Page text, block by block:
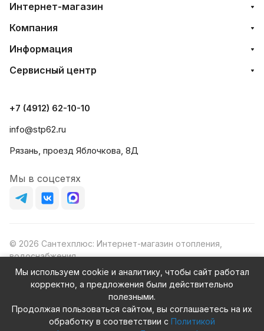
Интернет-магазин
Компания
Информация
Сервисный центр
+7 (4912) 62-10-10
info@stp62.ru
Рязань, проезд Яблочкова, 8Д
Мы в соцсетях
© 2026 Сантехплюс: Интернет-магазин отопления,
водоснабжения
Юридический адрес: 390023, г. Рязань, проезд Яблочкова,
ИНН/КПП: 6230087631/623001001
ОГРН: 1156230000080
Мы используем cookie и аналитику, чтобы сайт работал
корректно, а предложения были действительно
полезными.
Продолжая пользоваться сайтом, вы соглашаетесь на их
обработку в соответствии с Политикой